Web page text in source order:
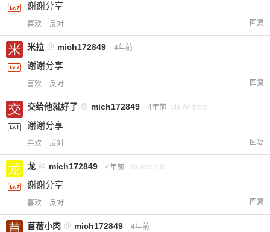
谢谢分享
喜欢 反对 回复
米拉 @ mich172849 4年前
谢谢分享
喜欢 反对 回复
交给他就好了 @ mich172849 4年前 via Android
谢谢分享
喜欢 反对 回复
龙 @ mich172849 4年前 via Android
谢谢分享
喜欢 反对 回复
苜蓿小肉 @ mich172849 4年前